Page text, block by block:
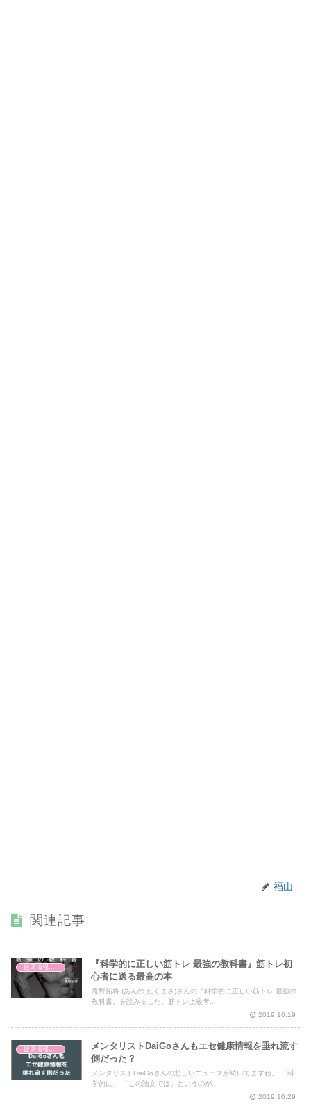
福山
関連記事
『科学的に正しい筋トレ 最強の教科書』筋トレ初
心者に送る最高の本
庵野拓将 (あんの たくまさ)さんの『科学的に正しい筋トレ 最強の
教科書』を読みました。筋トレ上級者...
2019.10.19
メンタリストDaiGoさんもエセ健康情報を垂れ流す
側だった？
メンタリストDaiGoさんの悲しいニュースが続いてますね。 「科
学的に」 「この論文では」というのが...
2019.10.29